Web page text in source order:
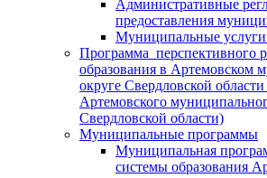
Административные
предоставления
Муниципальные
Программа перспективного
образования в Артемовском
округе Свердловской
Артемовского
Свердловской области)
Муниципальные программы
Муниципальная
системы образования